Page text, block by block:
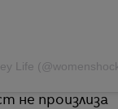
не произлиза